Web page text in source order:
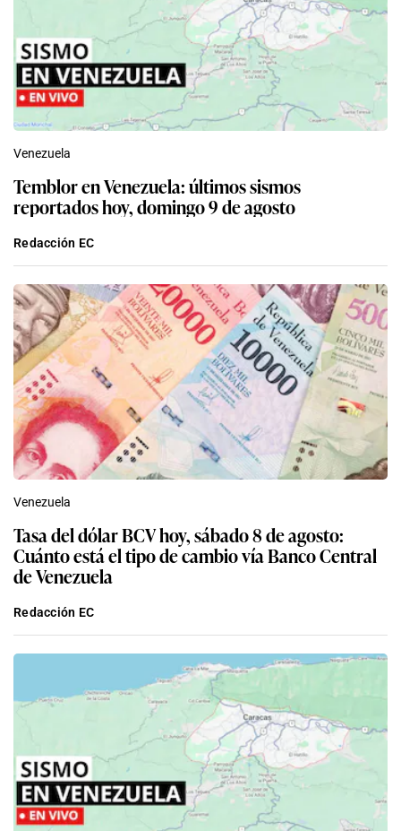
Venezuela
Temblor en Venezuela: últimos sismos
reportados hoy, domingo 9 de agosto
Redacción EC
Venezuela
Tasa del dólar BCV hoy, sábado 8 de agosto:
Cuánto está el tipo de cambio vía Banco Central
de Venezuela
Redacción EC